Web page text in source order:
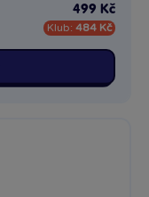
499 Kč
Klub: 484 Kč